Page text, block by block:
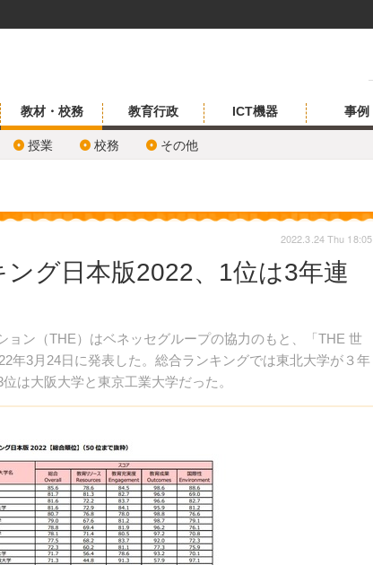
教材・校務
授業 校務 その他
教育行政 ICT機器 事例
グ日本版2022、1位は3年連
ン（THE）はベネッセグループの協力のもと、「THE 世
年3月24日に発表した。総合ランキングでは東北大学が３年
は大阪大学と東京工業大学だった。
2022.3.24 Thu 18:05